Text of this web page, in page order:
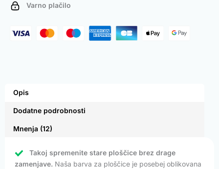
Varno plačilo
Opis
Dodatne podrobnosti
Mnenja (12)
Takoj spremenite stare ploščice brez drage
zamenjave. Naša barva za ploščice je posebej oblikovana